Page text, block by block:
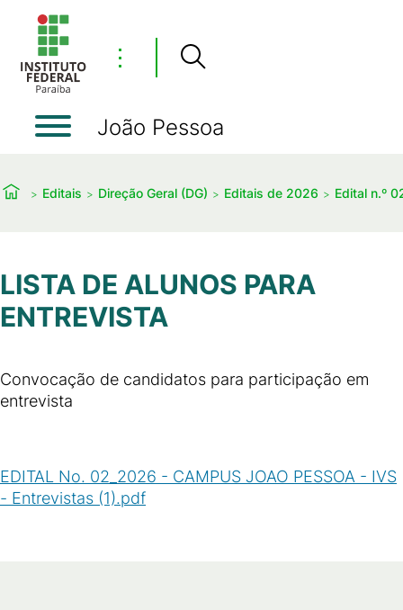
⋮
João Pessoa
Editais Direção Geral (DG) Editais de 2026 Edital n.º
LISTA DE ALUNOS PARA
ENTREVISTA
Convocação de candidatos para participação em
entrevista
EDITAL No. 02_2026 - CAMPUS JOAO PESSOA - IVS
- Entrevistas (1).pdf